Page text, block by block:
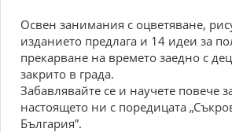
Освен занимания с оцветяване,
изданието предлага и 14 идеи за
прекарване на времето заедно с
закрито в града.
Забавлявайте се и научете повече
настоящето ни с поредицата
България”.